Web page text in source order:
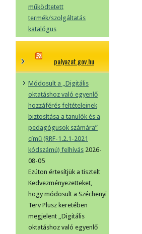
működtetett
termék/szolgáltatás
katalógus
palyazat.gov.hu
Módosult a „Digitális
oktatáshoz való egyenlő
hozzáférés feltételeinek
biztosítása a tanulók és a
pedagógusok számára”
című (RRF-1.2.1-2021
kódszámú) felhívás 2026-
08-05
Ezúton értesítjük a tisztelt
Kedvezményezetteket,
hogy módosult a Széchenyi
Terv Plusz keretében
megjelent „Digitális
oktatáshoz való egyenlő